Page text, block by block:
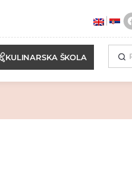
KULINARSKA ŠKOLA